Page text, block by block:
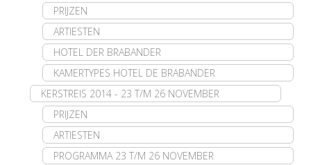
PRIJZEN
ARTIESTEN
HOTEL DER BRABANDER
KAMERTYPES HOTEL DE BRABANDER
KERSTREIS 2014 - 23 T/M 26 NOVEMBER
PRIJZEN
ARTIESTEN
PROGRAMMA 23 T/M 26 NOVEMBER